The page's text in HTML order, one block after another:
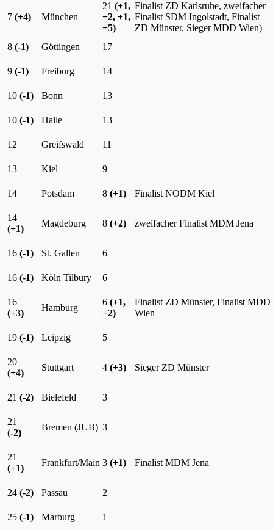
7 (+4) München
21 (+1,
+2, +1,
+5)
Finalist ZD Karlsruhe, zweifacher
Finalist SDM Ingolstadt, Finalist
ZD Münster, Sieger MDD Wien)
8 (-1) Göttingen 17
9 (-1) Freiburg 14
10 (-1) Bonn 13
10 (-1) Halle 13
12 Greifswald 11
13 Kiel 9
14 Potsdam 8 (+1) Finalist NODM Kiel
14
(+1)
Magdeburg 8 (+2) zweifacher Finalist MDM Jena
16 (-1) St. Gallen 6
16 (-1) Köln Tilbury 6
16
(+3)
Hamburg
6 (+1,
+2)
Finalist ZD Münster, Finalist MDD
Wien
19 (-1) Leipzig 5
20
(+4)
Stuttgart 4 (+3) Sieger ZD Münster
21 (-2) Bielefeld 3
21
(-2)
Bremen (JUB) 3
21
(+1)
Frankfurt/Main 3 (+1) Finalist MDM Jena
24 (-2) Passau 2
25 (-1) Marburg 1